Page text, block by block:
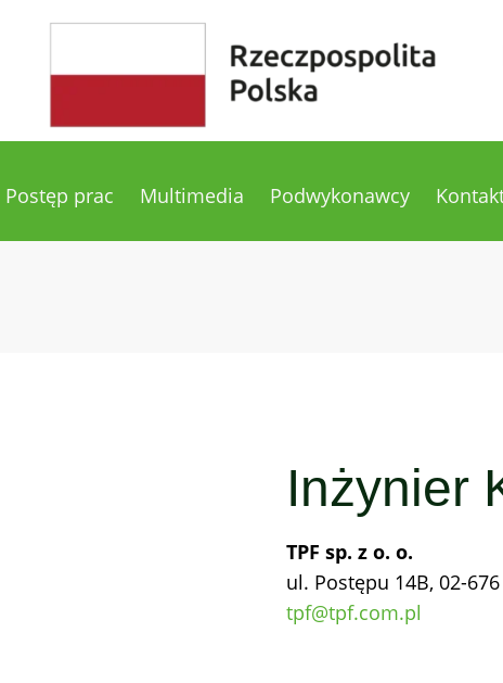
Postęp prac Multimedia Podwykonawcy
Inżynier
TPF sp. z o. o.
ul. Postępu 14B, 02-
tpf@tpf.com.pl